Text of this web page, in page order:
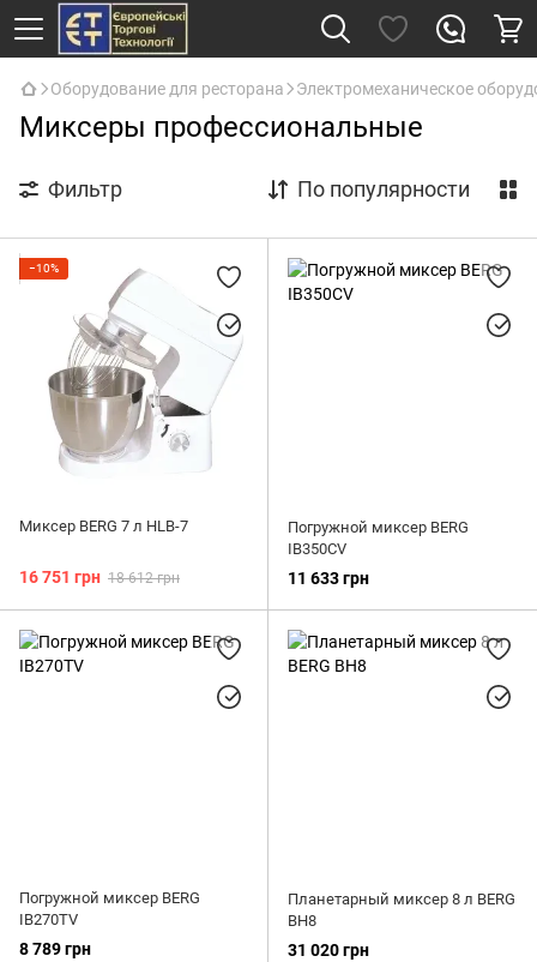
Оборудование для ресторана Электромеханическое
Миксеры профессиональные
Фильтр По популярности
−10%
Миксер BERG 7 л HLB-7
16 751 грн 18 612 грн
Погружной миксер BERG
IB350CV
11 633 грн
Погружной миксер BERG
IB270TV
8 789 грн
Планетарный миксер 8 л BERG
BH8
31 020 грн